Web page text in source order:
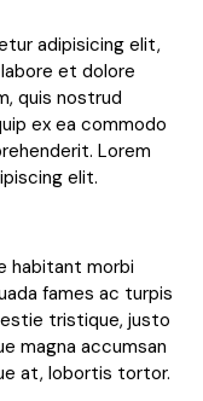
adipisicing elit,
et dolore
quis nostrud
ex ea commodo
Lorem
elit.
habitant morbi
fames ac turpis
tristique, justo
magna accumsan
at, lobortis tortor.